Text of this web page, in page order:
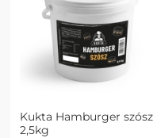
Kukta Hamburger szósz
2,5kg